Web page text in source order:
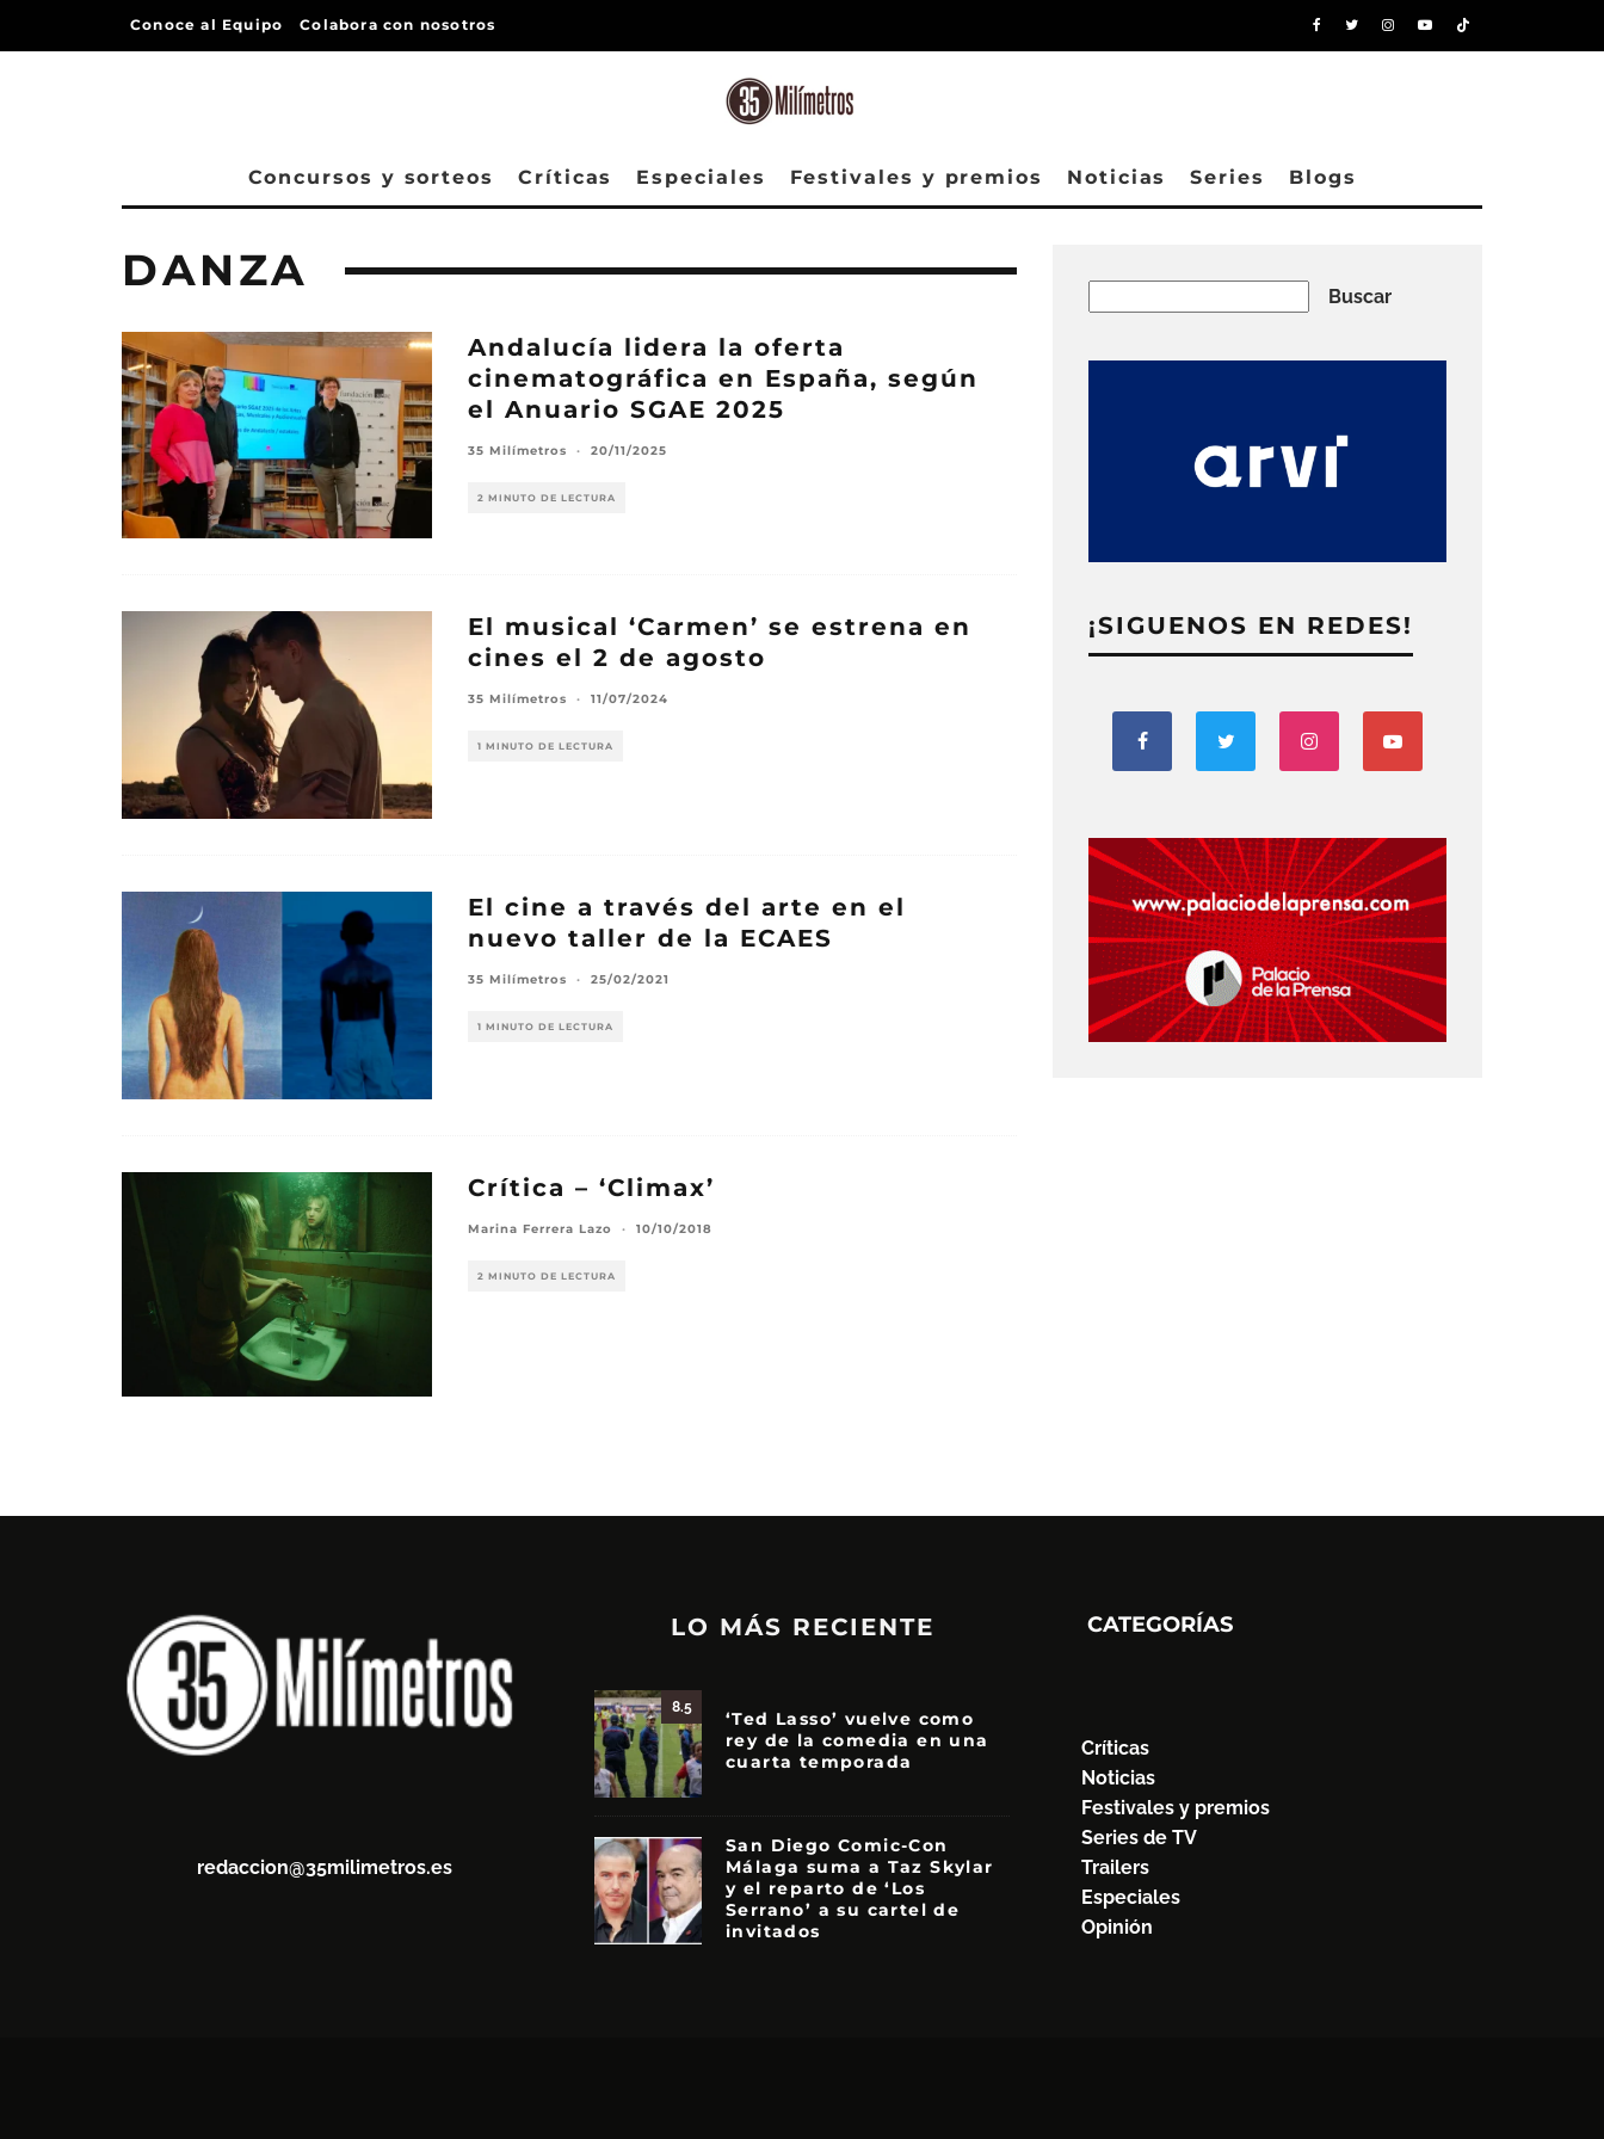
Conoce al Equipo Colabora con nosotros
Concursos y sorteos Críticas Especiales Festivales y premios Noticias Series Blogs
DANZA
Andalucía lidera la oferta
cinematográfica en España, según
el Anuario SGAE 2025
35 Milímetros · 20/11/2025
2 MINUTO DE LECTURA
El musical ‘Carmen’ se estrena en
cines el 2 de agosto
35 Milímetros · 11/07/2024
1 MINUTO DE LECTURA
El cine a través del arte en el
nuevo taller de la ECAES
35 Milímetros · 25/02/2021
1 MINUTO DE LECTURA
Crítica – ‘Climax’
Marina Ferrera Lazo · 10/10/2018
2 MINUTO DE LECTURA
Buscar
¡SIGUENOS EN REDES!
redaccion@35milimetros.es
LO MÁS RECIENTE
8.5
‘Ted Lasso’ vuelve como
rey de la comedia en una
cuarta temporada
San Diego Comic-Con
Málaga suma a Taz Skylar
y el reparto de ‘Los
Serrano’ a su cartel de
invitados
CATEGORÍAS
Críticas
Noticias
Festivales y premios
Series de TV
Trailers
Especiales
Opinión